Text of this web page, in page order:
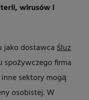
wirusów i
jako dostawcaśluz
spożywczego firma
sektory mogą
osobistej. W